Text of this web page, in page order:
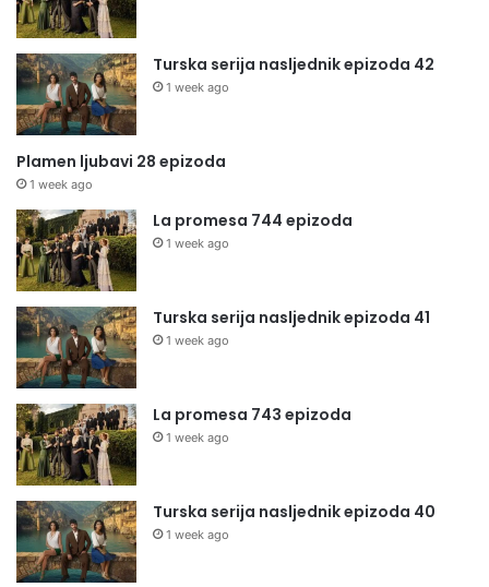
Turska serija nasljednik epizoda 42
1 week ago
Plamen ljubavi 28 epizoda
1 week ago
La promesa 744 epizoda
1 week ago
Turska serija nasljednik epizoda 41
1 week ago
La promesa 743 epizoda
1 week ago
Turska serija nasljednik epizoda 40
1 week ago